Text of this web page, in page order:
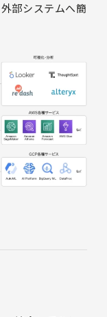
部システムへ簡